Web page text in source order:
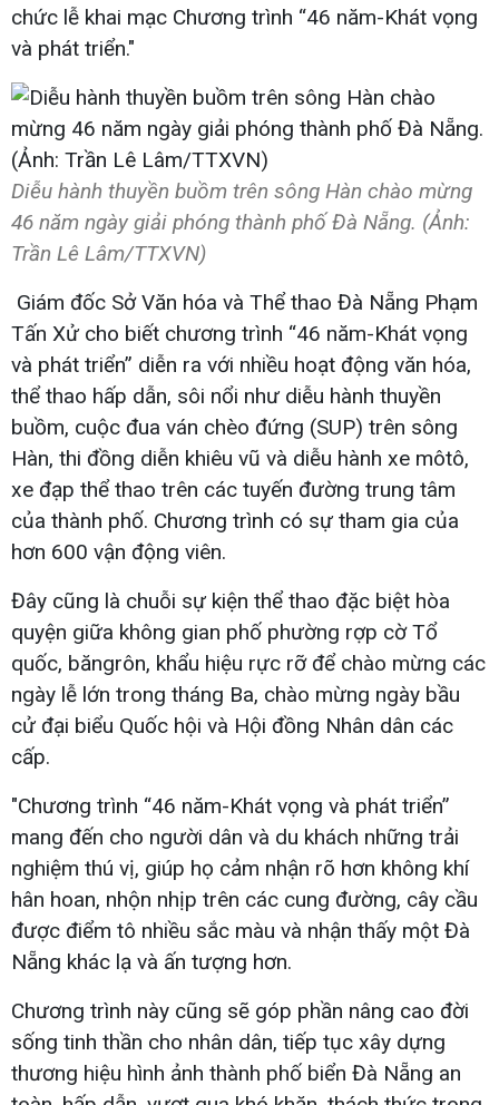
chức lễ khai mạc Chương trình “46 năm-Khát vọng
và phát triển."
Diễu hành thuyền buồm trên sông Hàn chào mừng
46 năm ngày giải phóng thành phố Đà Nẵng. (Ảnh:
Trần Lê Lâm/TTXVN)
Giám đốc Sở Văn hóa và Thể thao Đà Nẵng Phạm
Tấn Xử cho biết chương trình “46 năm-Khát vọng
và phát triển” diễn ra với nhiều hoạt động văn hóa,
thể thao hấp dẫn, sôi nổi như diễu hành thuyền
buồm, cuộc đua ván chèo đứng (SUP) trên sông
Hàn, thi đồng diễn khiêu vũ và diễu hành xe môtô,
xe đạp thể thao trên các tuyến đường trung tâm
của thành phố. Chương trình có sự tham gia của
hơn 600 vận động viên.
Đây cũng là chuỗi sự kiện thể thao đặc biệt hòa
quyện giữa không gian phố phường rợp cờ Tổ
quốc, băngrôn, khẩu hiệu rực rỡ để chào mừng các
ngày lễ lớn trong tháng Ba, chào mừng ngày bầu
cử đại biểu Quốc hội và Hội đồng Nhân dân các
cấp.
"Chương trình “46 năm-Khát vọng và phát triển”
mang đến cho người dân và du khách những trải
nghiệm thú vị, giúp họ cảm nhận rõ hơn không khí
hân hoan, nhộn nhịp trên các cung đường, cây cầu
được điểm tô nhiều sắc màu và nhận thấy một Đà
Nẵng khác lạ và ấn tượng hơn.
Chương trình này cũng sẽ góp phần nâng cao đời
sống tinh thần cho nhân dân, tiếp tục xây dựng
thương hiệu hình ảnh thành phố biển Đà Nẵng an